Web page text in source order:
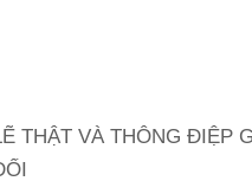
THẬT VÀ THÔNG ĐIỆP